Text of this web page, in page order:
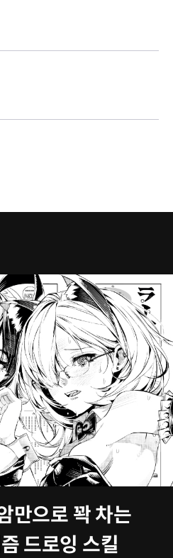
만으로 꽉 차는
드로잉 스킬